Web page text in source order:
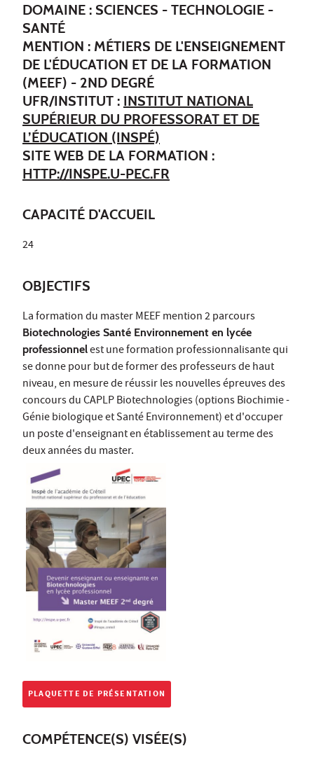
DOMAINE : SCIENCES - TECHNOLOGIE -
SANTÉ
MENTION : MÉTIERS DE L'ENSEIGNEMENT
DE L'ÉDUCATION ET DE LA FORMATION
(MEEF) - 2ND DEGRÉ
UFR/INSTITUT : INSTITUT NATIONAL
SUPÉRIEUR DU PROFESSORAT ET DE
L’ÉDUCATION (INSPÉ)
SITE WEB DE LA FORMATION :
HTTP://INSPE.U-PEC.FR
CAPACITÉ D'ACCUEIL
24
OBJECTIFS
La formation du master MEEF mention 2 parcours
Biotechnologies Santé Environnement en lycée
professionnelest une formation professionnalisante qui
se donne pour but de former des professeurs de haut
niveau, en mesure de réussir les nouvelles épreuves des
concours du CAPLP Biotechnologies (options Biochimie -
Génie biologique et Santé Environnement) et d'occuper
un poste d'enseignant en établissement au terme des
deux années du master.
PLAQUETTE DE PRÉSENTATION
COMPÉTENCE(S) VISÉE(S)